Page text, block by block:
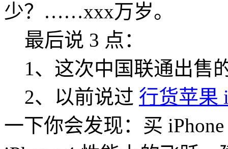
少？……xxx万岁。
最后说 3 点：
1、这次中国联通出售
2、以前说过 行货苹果
一下你会发现：买